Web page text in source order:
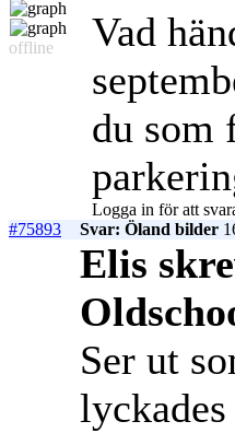
offline
Vad
du som
Logga in för att
#75893
Svar: Öland bilder
Elis
Ser ut